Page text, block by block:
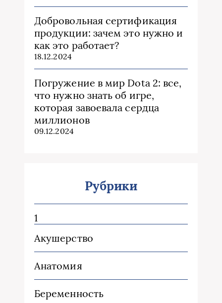
Добровольная сертификация
продукции: зачем это нужно и
как это работает?
18.12.2024
Погружение в мир Dota 2: все,
что нужно знать об игре,
которая завоевала сердца
миллионов
09.12.2024
Рубрики
1
Акушерство
Анатомия
Беременность